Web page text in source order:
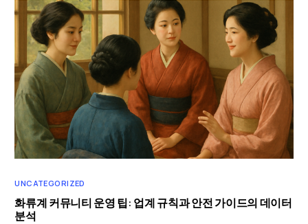
UNCATEGORIZED
화류계 커뮤니티 운영 팁: 업계 규칙과 안전 가이드의 데이터
분석